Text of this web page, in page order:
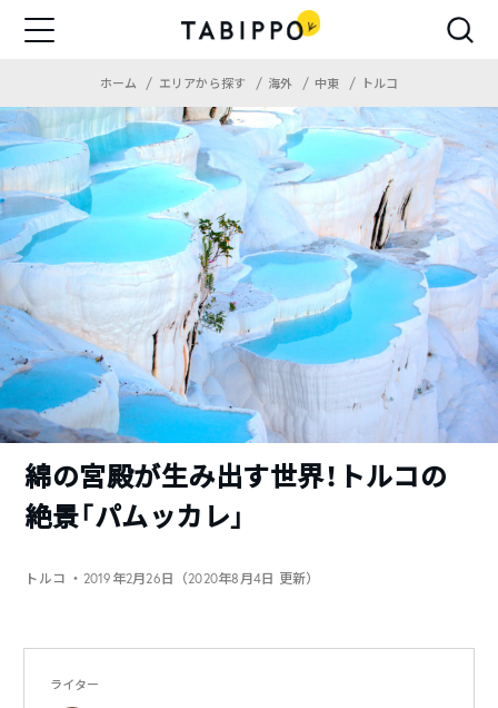
ホーム エリアから探す 海外 中東 トルコ
綿の宮殿が生み出す世界！トルコの
絶景「パムッカレ」
トルコ ・2019年2月26日（2020年8月4日 更新）
ライター